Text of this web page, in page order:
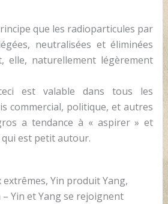
que les radioparticules par
neutralisées et éliminées
elle, naturellement légèrement
est valable dans tous les
commercial, politique, et autres
a tendance à « aspirer » et
est petit autour.
extrêmes, Yin produit Yang,
Yin et Yang se rejoignent